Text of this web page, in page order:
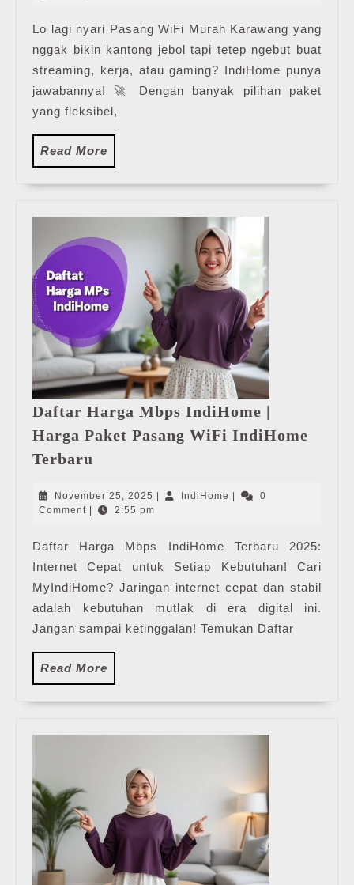
Lo lagi nyari Pasang WiFi Murah Karawang yang
nggak bikin kantong jebol tapi tetep ngebut buat
streaming, kerja, atau gaming? IndiHome punya
jawabannya! 🚀 Dengan banyak pilihan paket
yang fleksibel,
Read More
More
Daftar Harga Mbps IndiHome |
Harga Paket Pasang WiFi IndiHome
Terbaru
Mbps
IndiHome
Harga
Paket
Pasang
WiFi
IndiHome
November 25, 2025 November
25,
IndiHome IndiHome
0
Comment
2:55 pm
Daftar Harga Mbps IndiHome Terbaru 2025:
Internet Cepat untuk Setiap Kebutuhan! Cari
MyIndiHome? Jaringan internet cepat dan stabil
adalah kebutuhan mutlak di era digital ini.
Jangan sampai ketinggalan! Temukan Daftar
Read More
More